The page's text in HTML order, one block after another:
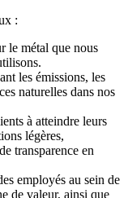
:
le métal que nous
les émissions, les
naturelles dans nos
à atteindre leurs
légères,
transparence en
employés au sein de
de valeur, ainsi que